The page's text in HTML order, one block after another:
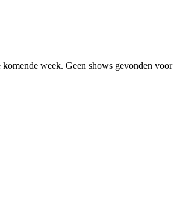
week. Geen shows gevonden